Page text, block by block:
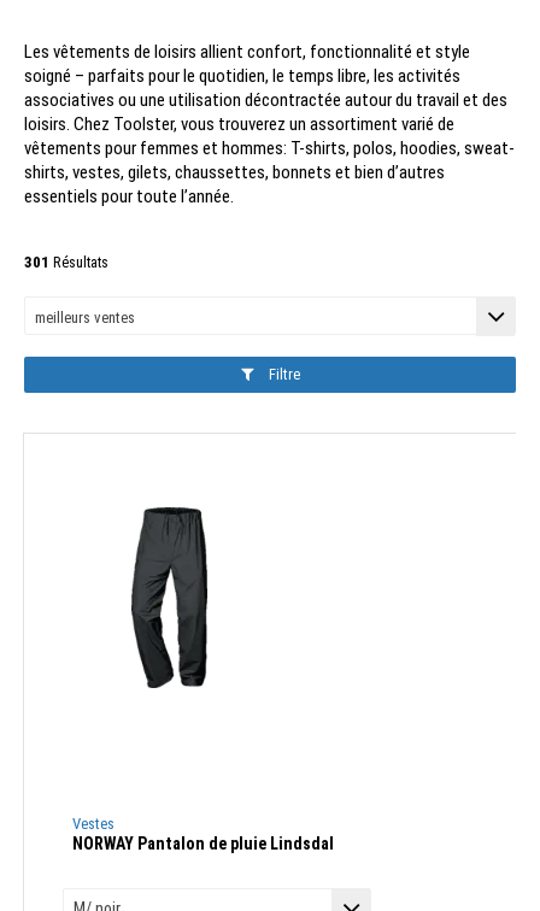
Les vêtements de loisirs allient confort, fonctionnalité et style
soigné – parfaits pour le quotidien, le temps libre, les activités
associatives ou une utilisation décontractée autour du travail et des
loisirs. Chez Toolster, vous trouverez un assortiment varié de
vêtements pour femmes et hommes: T-shirts, polos, hoodies, sweat-
shirts, vestes, gilets, chaussettes, bonnets et bien d’autres
essentiels pour toute l’année.
301 Résultats
Filtre
Vestes
NORWAY Pantalon de pluie Lindsdal